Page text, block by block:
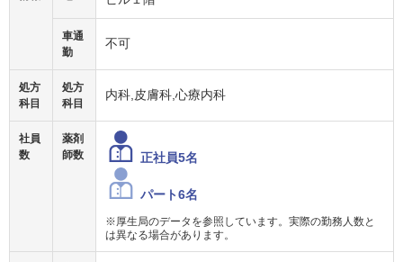
車通
勤
不可
処方
科目
処方
科目
内科,皮膚科,心療内科
社員
数
薬剤
師数
正社員5名
パート6名
※厚生局のデータを参照しています。実際の勤務人数と
は異なる場合があります。